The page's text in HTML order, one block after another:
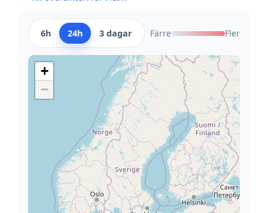
6h 24h 3 dagar Färre Fler
+
−